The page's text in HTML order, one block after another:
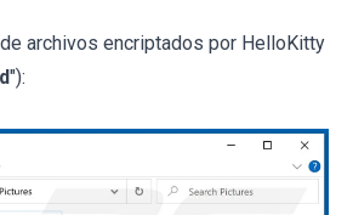
archivos encriptados por HelloKitty
"):